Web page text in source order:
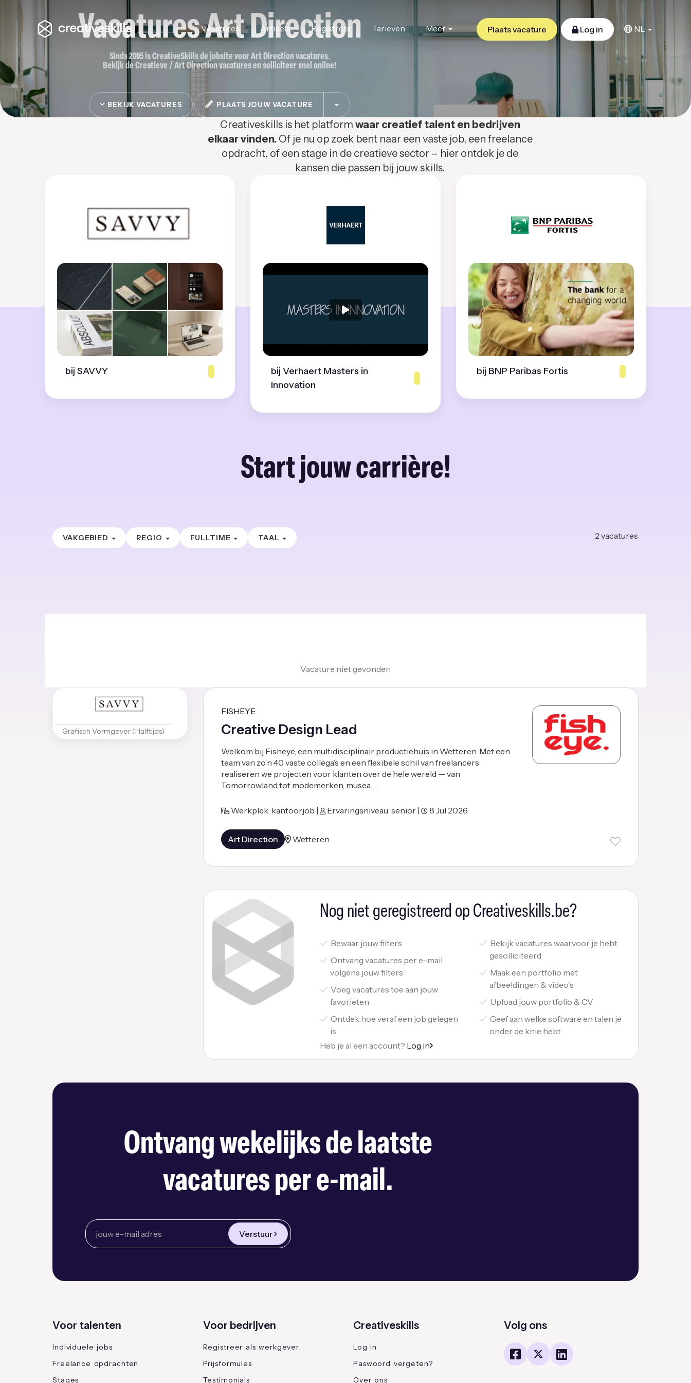
Vacatures Artikels Registreer Tarieven Meer Plaats vacature Log in NL
Vacatures Art Direction
Sinds 2005 is CreativeSkills de jobsite voor Art Direction vacatures.
Bekijk de Creatieve / Art Direction vacatures en solliciteer snel online!
BEKIJK VACATURES PLAATS JOUW VACATURE
Creativeskills is het platform waar creatief talent en bedrijven
elkaar vinden. Of je nu op zoek bent naar een vaste job, een freelance
opdracht, of een stage in de creatieve sector – hier ontdek je de
kansen die passen bij jouw skills.
bij SAVVY
bij Verhaert Masters in
Innovation
bij BNP Paribas Fortis
Start jouw carrière!
VAKGEBIED REGIO FULLTIME TAAL 2 vacatures
Vacature niet gevonden
Grafisch Vormgever (Halftijds)
FISHEYE
Creative Design Lead
Welkom bij Fisheye, een multidisciplinair productiehuis in Wetteren. Met een
team van zo’n 40 vaste collega’s en een flexibele schil van freelancers
realiseren we projecten voor klanten over de hele wereld — van
Tomorrowland tot modemerken, musea …
Werkplek: kantoorjob | Ervaringsniveau: senior | 8 Jul 2026
Art Direction Wetteren
Nog niet geregistreerd op Creativeskills.be?
Bewaar jouw filters
Ontvang vacatures per e-mail
volgens jouw filters
Voeg vacatures toe aan jouw
favorieten
Ontdek hoe veraf een job gelegen
is
Bekijk vacatures waarvoor je hebt
gesolliciteerd
Maak een portfolio met
afbeeldingen & video's
Upload jouw portfolio & CV
Geef aan welke software en talen je
onder de knie hebt
Heb je al een account? Log in
Ontvang wekelijks de laatste
vacatures per e-mail.
Verstuur
Voor talenten
Individuele jobs
Freelance opdrachten
Stages
Voor bedrijven
Registreer als werkgever
Prijsformules
Testimonials
Creativeskills
Log in
Paswoord vergeten?
Over ons
Volg ons